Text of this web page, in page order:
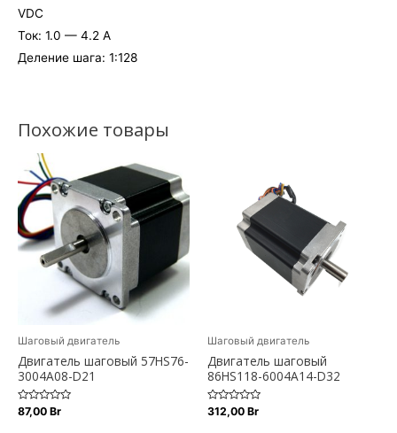
VDC
Ток: 1.0 — 4.2 А
Деление шага: 1:128
Похожие товары
Шаговый двигатель
Двигатель шаговый 57HS76-
3004A08-D21
Оценка
87,00 Br
Шаговый двигатель
Двигатель шаговый
86HS118-6004A14-D32
Оценка
312,00 Br